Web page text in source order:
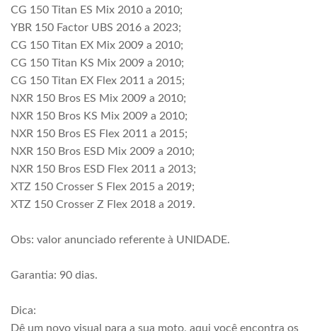
CG 150 Titan ES Mix 2010 a 2010;
YBR 150 Factor UBS 2016 a 2023;
CG 150 Titan EX Mix 2009 a 2010;
CG 150 Titan KS Mix 2009 a 2010;
CG 150 Titan EX Flex 2011 a 2015;
NXR 150 Bros ES Mix 2009 a 2010;
NXR 150 Bros KS Mix 2009 a 2010;
NXR 150 Bros ES Flex 2011 a 2015;
NXR 150 Bros ESD Mix 2009 a 2010;
NXR 150 Bros ESD Flex 2011 a 2013;
XTZ 150 Crosser S Flex 2015 a 2019;
XTZ 150 Crosser Z Flex 2018 a 2019.
Obs: valor anunciado referente à UNIDADE.
Garantia: 90 dias.
Dica:
Dê um novo visual para a sua moto, aqui você encontra os